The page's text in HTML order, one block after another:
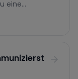
eine